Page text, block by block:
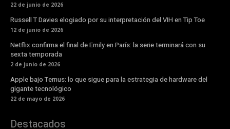
22 de junio de 2026
Russell T Davies elogiado por su interpretación del VIH en Tip Toe
12 de junio de 2026
Netflix confirma el final de Emily en París: la serie terminará con su
sexta temporada
2 de junio de 2026
Apple bajo Ternus: lo que sigue para la estrategia de hardware del
gigante tecnológico
22 de mayo de 2026
Destacados